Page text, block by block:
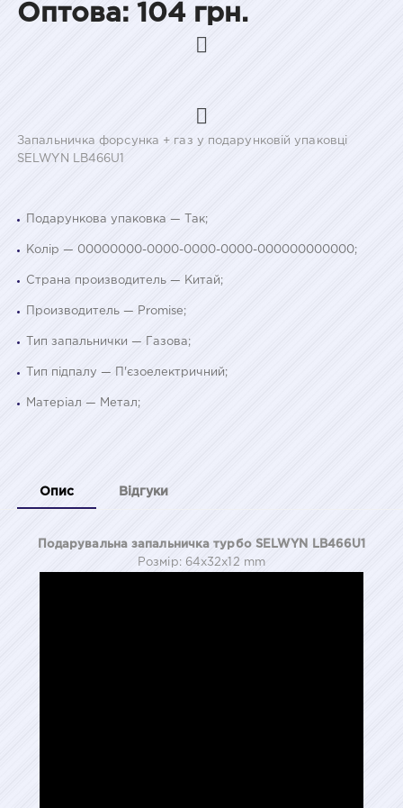
Оптова: 104 грн.
Запальничка форсунка + газ у подарунковій упаковці
SELWYN LB466U1
Подарункова упаковка — Так;
Колір — 00000000-0000-0000-0000-000000000000;
Страна производитель — Китай;
Производитель — Promise;
Тип запальнички — Газова;
Тип підпалу — П'єзоелектричний;
Матеріал — Метал;
Опис Відгуки
Подарувальна запальничка турбо SELWYN LB466U1
Розмір: 64x32x12 mm